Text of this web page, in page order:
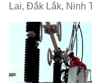
Lai, Đắk Lắk, Ninh